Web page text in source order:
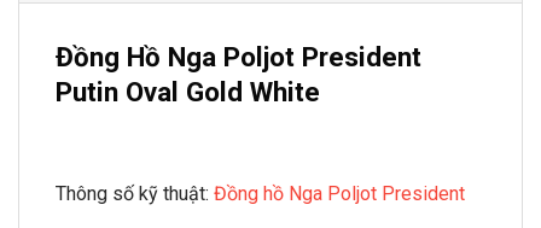
Đồng Hồ Nga Poljot President
Putin Oval Gold White
Thông số kỹ thuật: Đồng hồ Nga Poljot President